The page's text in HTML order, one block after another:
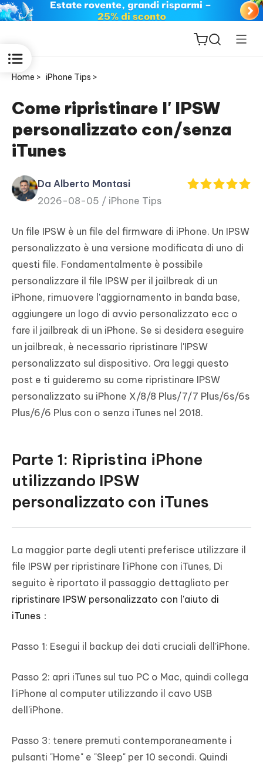
for iOS
PDNob
PDF
New
iAnyGo
Home > iPhone Tips >
Come ripristinare l' IPSW
personalizzato con/senza
iTunes
Da Alberto Montasi
2026-08-05 / iPhone Tips
Un file IPSW è un file del firmware di iPhone. Un IPSW
personalizzato è una versione modificata di uno di
questi file. Fondamentalmente è possibile
personalizzare il file IPSW per il jailbreak di un
iPhone, rimuovere l'aggiornamento in banda base,
aggiungere un logo di avvio personalizzato ecc o
fare il jailbreak di un iPhone. Se si desidera eseguire
un jailbreak, è necessario ripristinare l'IPSW
personalizzato sul dispositivo. Ora leggi questo
post e ti guideremo su come ripristinare IPSW
personalizzato su iPhone X/8/8 Plus/7/7 Plus/6s/6s
Plus/6/6 Plus con o senza iTunes nel 2018.
Parte 1: Ripristina iPhone
utilizzando IPSW
personalizzato con iTunes
La maggior parte degli utenti preferisce utilizzare il
file IPSW per ripristinare l'iPhone con iTunes, Di
seguito è riportato il passaggio dettagliato per
ripristinare IPSW personalizzato con l'aiuto di
iTunes ：
Passo 1: Esegui il backup dei dati cruciali dell'iPhone.
Passo 2: apri iTunes sul tuo PC o Mac, quindi collega
l'iPhone al computer utilizzando il cavo USB
dell'iPhone.
Passo 3: tenere premuti contemporaneamente i
pulsanti "Home" e "Sleep" per 10 secondi. Quindi